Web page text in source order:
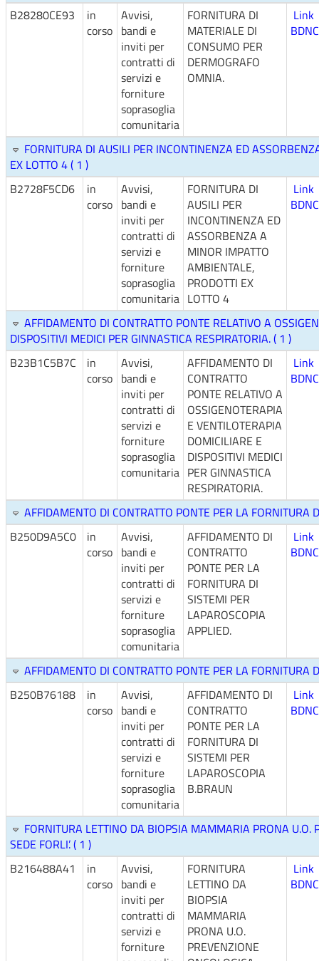
B28280CE93
in
corso
Avvisi,
bandi e
inviti per
contratti di
servizi e
forniture
soprasoglia
comunitaria
FORNITURA DI
MATERIALE DI
CONSUMO PER
DERMOGRAFO
OMNIA.
Link
FORNITURA DI AUSILI PER INCONTINENZA ED
EX LOTTO 4 ( 1 )
B2728F5CD6
in
corso
Avvisi,
bandi e
inviti per
contratti di
servizi e
forniture
soprasoglia
comunitaria
FORNITURA DI
AUSILI PER
INCONTINENZA ED
ASSORBENZA A
MINOR IMPATTO
AMBIENTALE,
PRODOTTI EX
LOTTO 4
Link
AFFIDAMENTO DI CONTRATTO PONTE RELATIVO A
DISPOSITIVI MEDICI PER GINNASTICA RESPIRATORIA. ( 1 )
B23B1C5B7C
in
corso
Avvisi,
bandi e
inviti per
contratti di
servizi e
forniture
soprasoglia
comunitaria
AFFIDAMENTO DI
CONTRATTO
PONTE RELATIVO A
OSSIGENOTERAPIA
E VENTILOTERAPIA
DOMICILIARE E
DISPOSITIVI MEDICI
PER GINNASTICA
RESPIRATORIA.
Link
AFFIDAMENTO DI CONTRATTO PONTE PER LA FORNITURA
B250D9A5C0
in
corso
Avvisi,
bandi e
inviti per
contratti di
servizi e
forniture
soprasoglia
comunitaria
AFFIDAMENTO DI
CONTRATTO
PONTE PER LA
FORNITURA DI
SISTEMI PER
LAPAROSCOPIA
APPLIED.
Link
AFFIDAMENTO DI CONTRATTO PONTE PER LA FORNITURA
B250B76188
in
corso
Avvisi,
bandi e
inviti per
contratti di
servizi e
forniture
soprasoglia
comunitaria
AFFIDAMENTO DI
CONTRATTO
PONTE PER LA
FORNITURA DI
SISTEMI PER
LAPAROSCOPIA
B.BRAUN
Link
FORNITURA LETTINO DA BIOPSIA MAMMARIA PRONA U.O.
SEDE FORLI’. ( 1 )
B216488A41
in
corso
Avvisi,
bandi e
inviti per
contratti di
servizi e
forniture
FORNITURA
LETTINO DA
BIOPSIA
MAMMARIA
PRONA U.O.
PREVENZIONE
Link